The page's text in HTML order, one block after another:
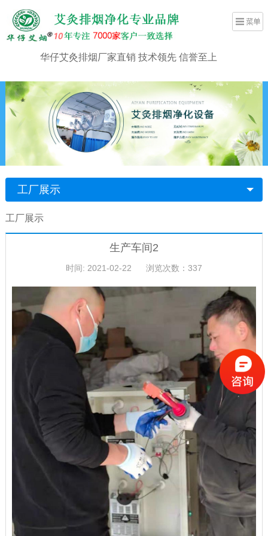
华仔艾灸排烟厂家直销 技术领先 信誉至上
工厂展示
工厂展示
生产车间2
时间: 2021-02-22 浏览次数： 337